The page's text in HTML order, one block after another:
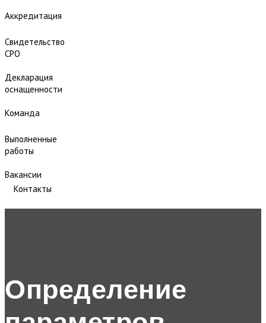
Аккредитация
Свидетельство
СРО
Декларация
оснащенности
Команда
Выполненные
работы
Вакансии
Контакты
Определение